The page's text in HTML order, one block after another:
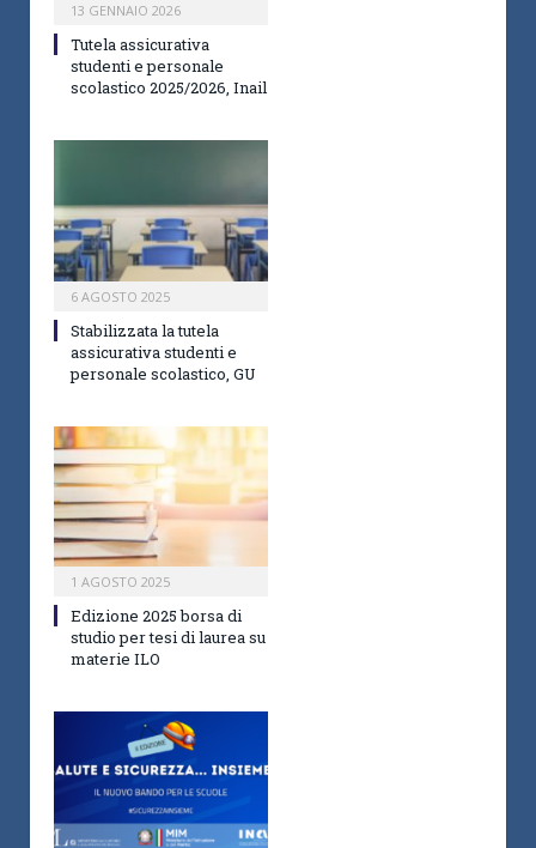
13 GENNAIO 2026
Tutela assicurativa
studenti e personale
scolastico 2025/2026, Inail
6 AGOSTO 2025
Stabilizzata la tutela
assicurativa studenti e
personale scolastico, GU
1 AGOSTO 2025
Edizione 2025 borsa di
studio per tesi di laurea su
materie ILO